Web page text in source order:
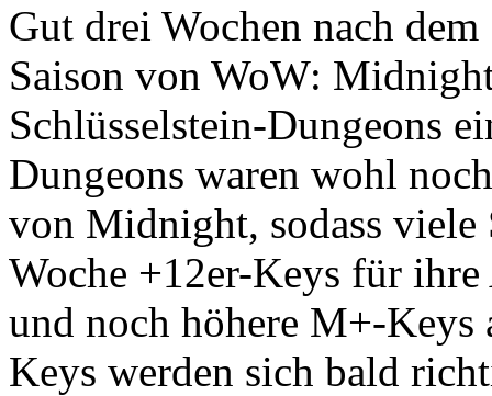
Gut drei Wochen nach
Saison von WoW:
Schlüsselstein-Dungeons
Dungeons waren wohl
von Midnight, sodass viele
Woche +12er-Keys für ihre
und noch höhere M+-Keys
Keys werden sich bald